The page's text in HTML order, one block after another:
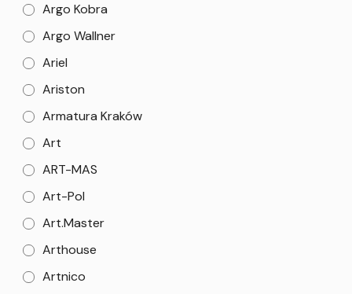
Argo Kobra
Argo Wallner
Ariel
Ariston
Armatura Kraków
Art
ART-MAS
Art-Pol
Art.Master
Arthouse
Artnico